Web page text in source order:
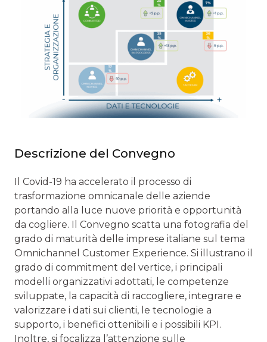
Descrizione del Convegno
Il Covid-19 ha accelerato il processo di
trasformazione omnicanale delle aziende
portando alla luce nuove priorità e opportunità
da cogliere. Il Convegno scatta una fotografia del
grado di maturità delle imprese italiane sul tema
Omnichannel Customer Experience. Si illustrano il
grado di commitment del vertice, i principali
modelli organizzativi adottati, le competenze
sviluppate, la capacità di raccogliere, integrare e
valorizzare i dati sui clienti, le tecnologie a
supporto, i benefici ottenibili e i possibili KPI.
Inoltre, si focalizza l’attenzione sulle